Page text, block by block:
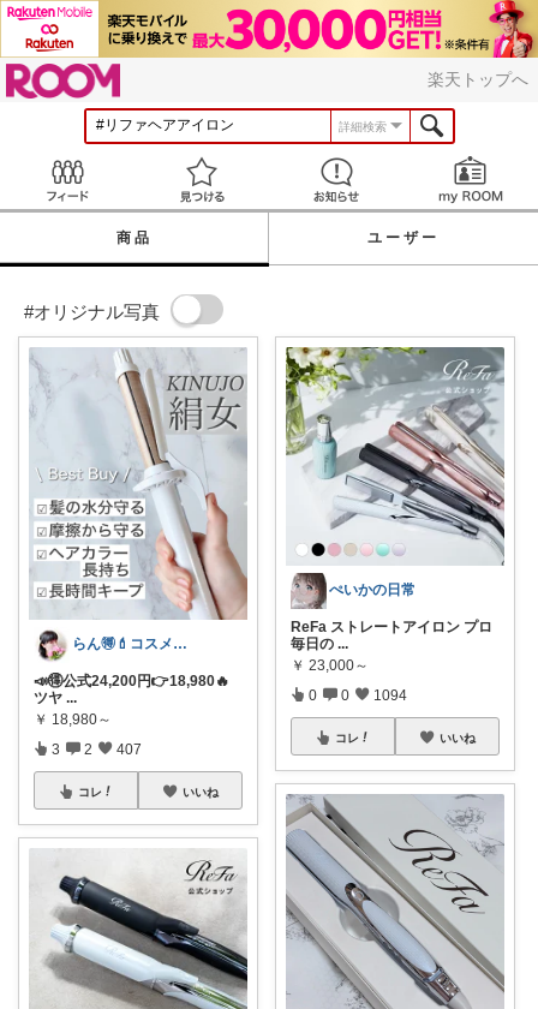
楽天トップへ
詳細検索
見つける お知らせ
商品 ユーザー
#オリジナル写真
らん🉐💄コスメ&ファッション👗✨
📣🉐公式24,200円👉18,980🔥
ツヤ ...
￥ 18,980～
3 2 407
コレ いいね
ぺいかの日常
ReFa ストレートアイロン プロ
毎日の ...
￥ 23,000～
0 0 1094
コレ いいね